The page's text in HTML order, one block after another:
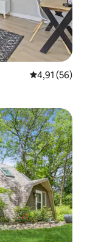
4,91 av 5 i
4,91 (56)